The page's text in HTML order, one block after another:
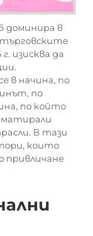
доминира в
изисква да
в начина, по
по
по който
В тази
които